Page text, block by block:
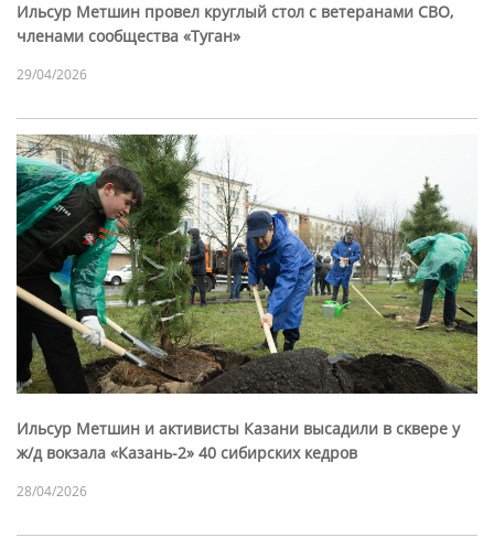
Ильсур Метшин провел круглый стол с ветеранами СВО,
членами сообщества «Туган»
29/04/2026
Ильсур Метшин и активисты Казани высадили в сквере у
ж/д вокзала «Казань-2» 40 сибирских кедров
28/04/2026